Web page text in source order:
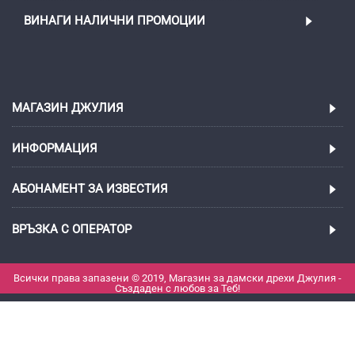
ВИНАГИ НАЛИЧНИ ПРОМОЦИИ
МАГАЗИН ДЖУЛИЯ
ИНФОРМАЦИЯ
АБОНАМЕНТ ЗА ИЗВЕСТИЯ
ВРЪЗКА С ОПЕРАТОР
Всички права запазени © 2019, Магазин за дамски дрехи Джулия -
Създаден с любов за Теб!